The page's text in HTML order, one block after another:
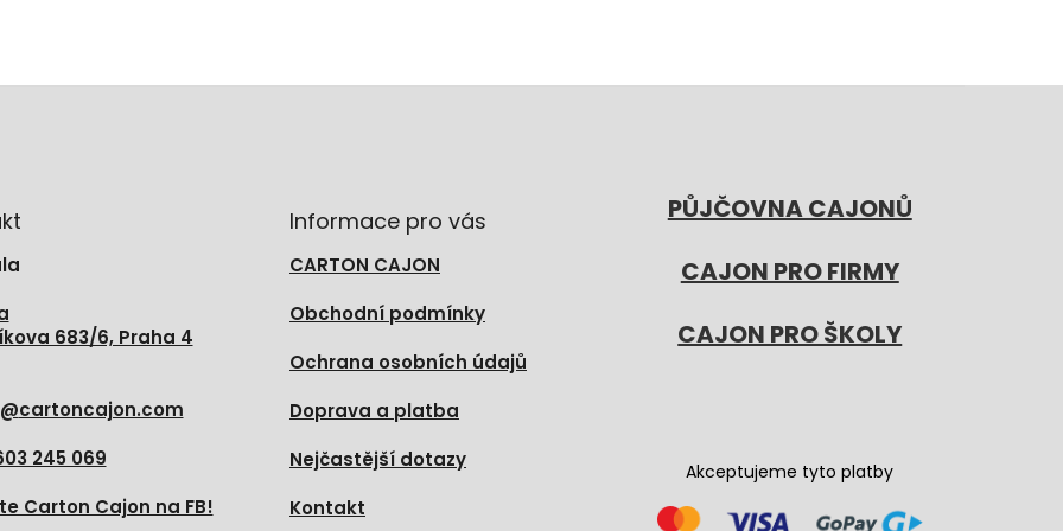
683/6, Praha 4
@cartoncajon.com
245 069
Carton Cajon na FB!
Informace pro vás
CARTON CAJON
Obchodní podmínky
Ochrana osobních údajů
Doprava a platba
Nejčastější dotazy
Kontakt
PŮJČOVNA CAJONŮ
CAJON PRO FIRMY
CAJON PRO ŠKOLY
Akceptujeme tyto platby